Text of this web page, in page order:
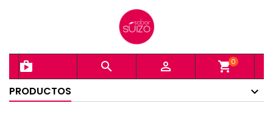
shopping_bag
  shopping_cart0
PRODUCTOS